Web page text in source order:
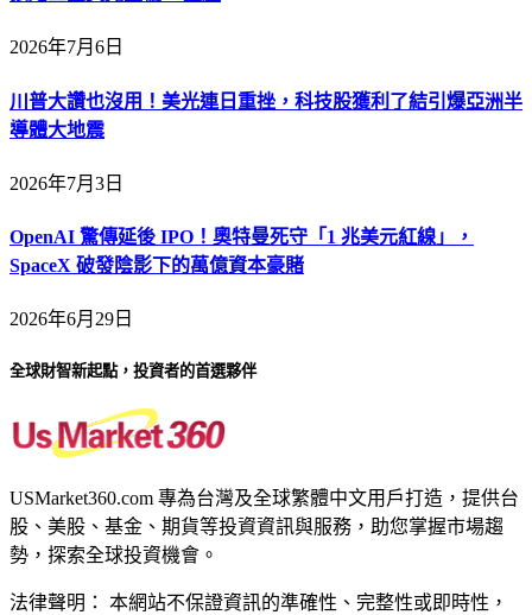
2026年7月6日
川普大讚也沒用！美光連日重挫，科技股獲利了結引爆亞洲半
導體大地震
2026年7月3日
OpenAI 驚傳延後 IPO！奧特曼死守「1 兆美元紅線」，
SpaceX 破發陰影下的萬億資本豪賭
2026年6月29日
全球財智新起點，投資者的首選夥伴
USMarket360.com 專為台灣及全球繁體中文用戶打造，提供台
股、美股、基金、期貨等投資資訊與服務，助您掌握市場趨
勢，探索全球投資機會。
法律聲明： 本網站不保證資訊的準確性、完整性或即時性，